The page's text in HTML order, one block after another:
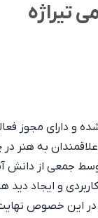
تیراژه
تجسمی تیراژه در سال1388
به هنر
جمعی از
و ایجاد دید
در این خصوص